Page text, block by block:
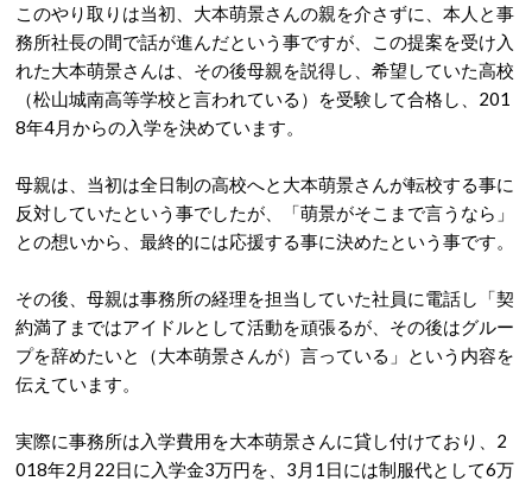
このやり取りは当初、大本萌景さんの親を介さずに、本人と事
務所社長の間で話が進んだという事ですが、この提案を受け入
れた大本萌景さんは、その後母親を説得し、希望していた高校
（松山城南高等学校と言われている）を受験して合格し、201
8年4月からの入学を決めています。
母親は、当初は全日制の高校へと大本萌景さんが転校する事に
反対していたという事でしたが、「萌景がそこまで言うなら」
との想いから、最終的には応援する事に決めたという事です。
その後、母親は事務所の経理を担当していた社員に電話し「契
約満了まではアイドルとして活動を頑張るが、その後はグルー
プを辞めたいと（大本萌景さんが）言っている」という内容を
伝えています。
実際に事務所は入学費用を大本萌景さんに貸し付けており、2
018年2月22日に入学金3万円を、3月1日には制服代として6万